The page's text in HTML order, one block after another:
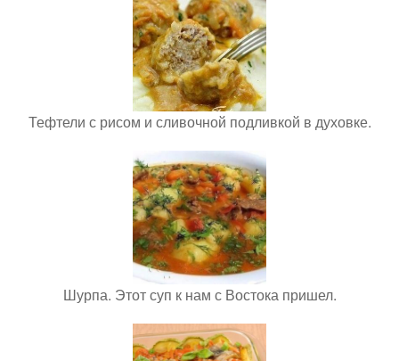
Тефтели с рисом и сливочной подливкой в духовке.
Шурпа. Этот суп к нам с Востока пришел.